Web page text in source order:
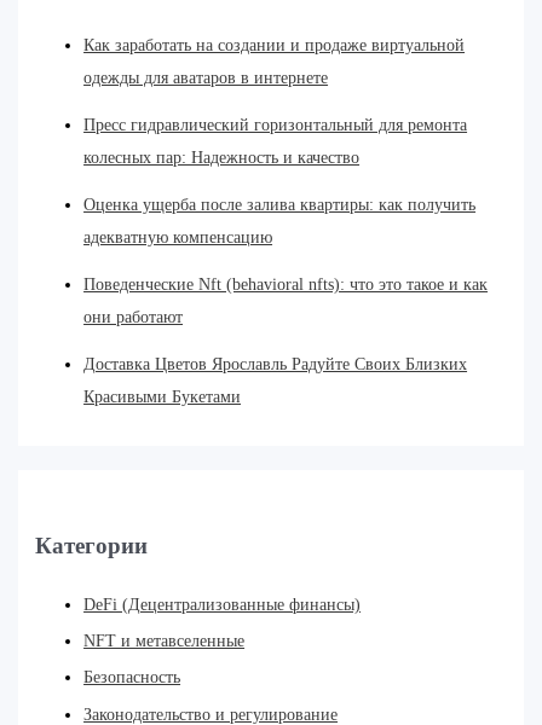
Как заработать на создании и продаже виртуальной
одежды для аватаров в интернете
Пресс гидравлический горизонтальный для ремонта
колесных пар: Надежность и качество
Оценка ущерба после залива квартиры: как получить
адекватную компенсацию
Поведенческие Nft (behavioral nfts): что это такое и как
они работают
Доставка Цветов Ярославль Радуйте Своих Близких
Красивыми Букетами
Категории
DeFi (Децентрализованные финансы)
NFT и метавселенные
Безопасность
Законодательство и регулирование